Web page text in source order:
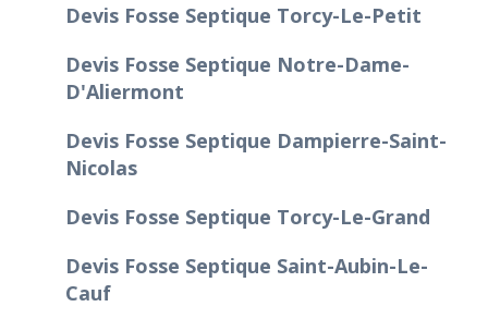
Devis Fosse Septique Torcy-Le-Petit
Devis Fosse Septique Notre-Dame-
D'Aliermont
Devis Fosse Septique Dampierre-Saint-
Nicolas
Devis Fosse Septique Torcy-Le-Grand
Devis Fosse Septique Saint-Aubin-Le-
Cauf